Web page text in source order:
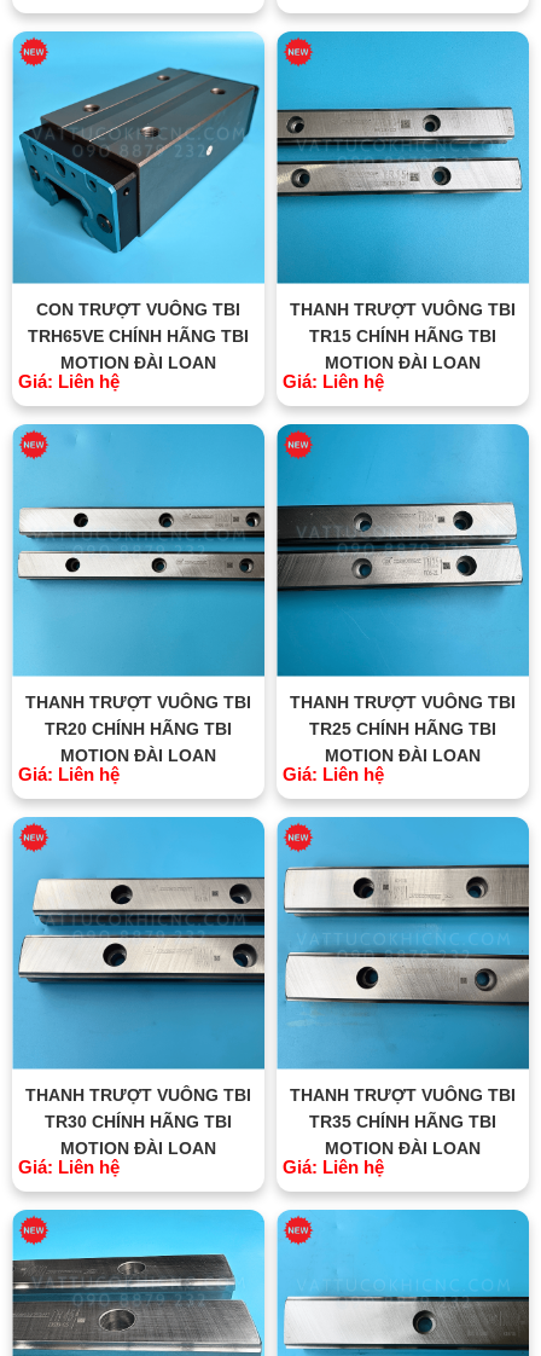
CON TRƯỢT VUÔNG TBI
TRH65VE CHÍNH HÃNG TBI
MOTION ĐÀI LOAN
Giá: Liên hệ
THANH TRƯỢT VUÔNG TBI
TR15 CHÍNH HÃNG TBI
MOTION ĐÀI LOAN
Giá: Liên hệ
THANH TRƯỢT VUÔNG TBI
TR20 CHÍNH HÃNG TBI
MOTION ĐÀI LOAN
Giá: Liên hệ
THANH TRƯỢT VUÔNG TBI
TR25 CHÍNH HÃNG TBI
MOTION ĐÀI LOAN
Giá: Liên hệ
THANH TRƯỢT VUÔNG TBI
TR30 CHÍNH HÃNG TBI
MOTION ĐÀI LOAN
Giá: Liên hệ
THANH TRƯỢT VUÔNG TBI
TR35 CHÍNH HÃNG TBI
MOTION ĐÀI LOAN
Giá: Liên hệ